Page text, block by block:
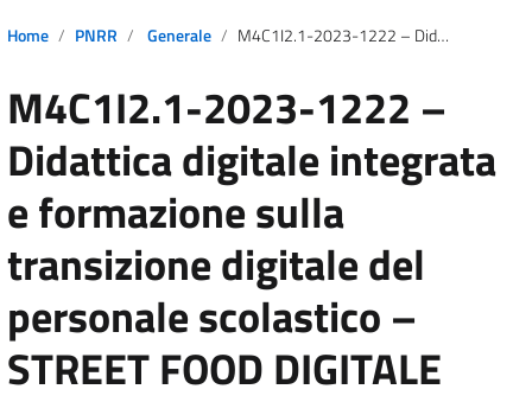
Home PNRR Generale M4C1I2.1-2023-1222 – Didattica Digitale Integrata E Formazione Sulla Transizione Digitale Del Personale Scolastico – STREET FOOD DIGITALE
M4C1I2.1-2023-1222 –
Didattica digitale integrata
e formazione sulla
transizione digitale del
personale scolastico –
STREET FOOD DIGITALE